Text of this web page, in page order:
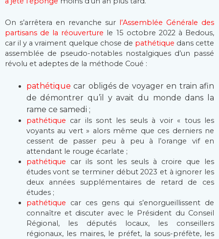
On s’arrêtera en revanche sur l’Assemblée Générale des
partisans de la réouverture le 15 octobre 2022 à Bedous,
car il y a vraiment quelque chose de pathétique dans cette
assemblée de pseudo-notables nostalgiques d’un passé
révolu et adeptes de la méthode Coué :
pathétique car obligés de voyager en train afin
de démontrer qu’il y avait du monde dans la
rame ce samedi ;
pathétique car ils sont les seuls à voir « tous les
voyants au vert » alors même que ces derniers ne
cessent de passer peu à peu à l’orange vif en
attendant le rouge écarlate ;
pathétique car ils sont les seuls à croire que les
études vont se terminer début 2023 et à ignorer les
deux années supplémentaires de retard de ces
études ;
pathétique car ces gens qui s’enorgueillissent de
connaître et discuter avec le Président du Conseil
Régional, les députés locaux, les conseillers
régionaux, les maires, le préfet, la sous-préfète, les